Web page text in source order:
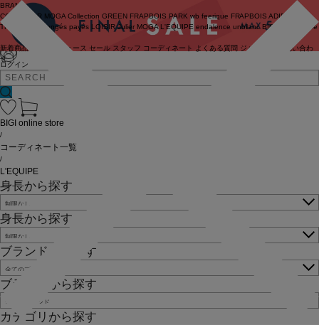
ログイン
BRAND
COUTURIER MOGA Collection GREEN FRAPBOIS PARK wb feerique FRAPBOIS ADIEU
TRISTESSE
congés payés LOISIR Julier MOGA L'EQUIPE endalence unbilanc BIGI online store
新着商品 ニュース セール スタッフ コーディネート よくある質問 ジャーナル
お問い合わ
せ
BIGI online store
/
コーディネート一覧
/
L'EQUIPE
身長から探す
身長から探す
ブランドから探す
ブランドから探す
カテゴリから探す